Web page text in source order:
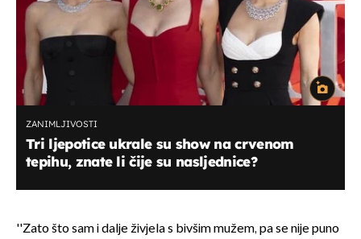
ZANIMLJIVOSTI
Tri ljepotice ukrale su show na crvenom
tepihu, znate li čije su nasljednice?
''Zato što sam i dalje živjela s bivšim mužem, pa se nije puno